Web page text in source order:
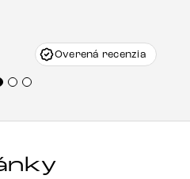
pravdepodobne
záležitosti pristúpili
produkty Delife
Overená recenzia